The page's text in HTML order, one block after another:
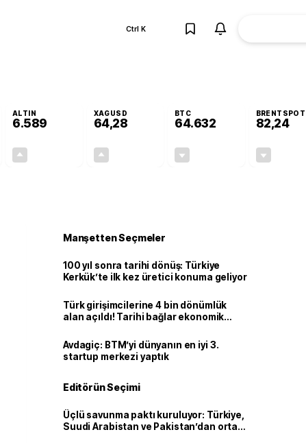
Ctrl K
ALTIN
6.589
XAGUSD
64,28
BTC
64.632
BRENTSPOT
82,24
Manşetten Seçmeler
100 yıl sonra tarihi dönüş: Türkiye
Kerkük’te ilk kez üretici konuma geliyor
Türk girişimcilerine 4 bin dönümlük
alan açıldı! Tarihi bağlar ekonomik
Avdagiç: BTM’yi dünyanın en iyi 3.
startup merkezi yaptık
Editörün Seçimi
Üçlü savunma paktı kuruluyor: Türkiye,
Suudi Arabistan ve Pakistan’dan ortak